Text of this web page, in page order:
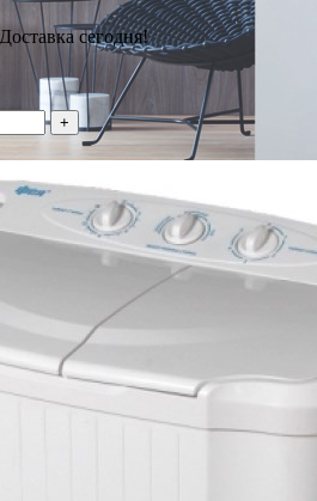
Доставка сегодня!
+